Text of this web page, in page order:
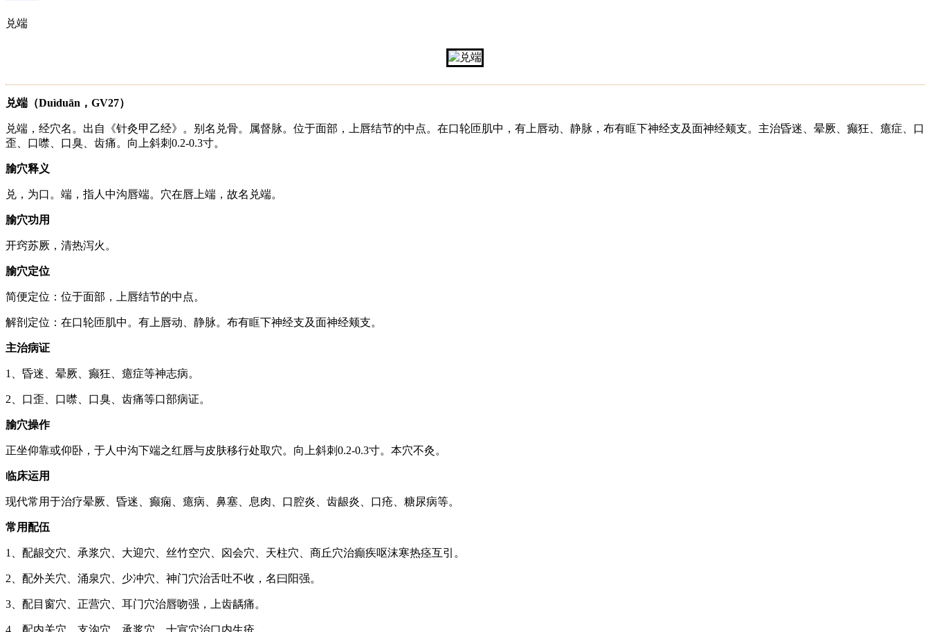
兑端
兑端（Duìduān，GV27）
兑端，经穴名。出自《针灸甲乙经》。别名兑骨。属督脉。位于面部，上唇结节的中点。在口轮匝肌中，有上唇动、静脉，布有眶下神经支及面神经颊支。主治昏迷、晕厥、癫狂、癔症、口
歪、口噤、口臭、齿痛。向上斜刺0.2-0.3寸。
腧穴释义
兑，为口。端，指人中沟唇端。穴在唇上端，故名兑端。
腧穴功用
开窍苏厥，清热泻火。
腧穴定位
简便定位：位于面部，上唇结节的中点。
解剖定位：在口轮匝肌中。有上唇动、静脉。布有眶下神经支及面神经颊支。
主治病证
1、昏迷、晕厥、癫狂、癔症等神志病。
2、口歪、口噤、口臭、齿痛等口部病证。
腧穴操作
正坐仰靠或仰卧，于人中沟下端之红唇与皮肤移行处取穴。向上斜刺0.2-0.3寸。本穴不灸。
临床运用
现代常用于治疗晕厥、昏迷、癫痫、癔病、鼻塞、息肉、口腔炎、齿龈炎、口疮、糖尿病等。
常用配伍
1、配龈交穴、承浆穴、大迎穴、丝竹空穴、囟会穴、天柱穴、商丘穴治癲疾呕沫寒热痉互引。
2、配外关穴、涌泉穴、少冲穴、神门穴治舌吐不收，名曰阳强。
3、配目窗穴、正营穴、耳门穴治唇吻强，上齿龋痛。
4、配内关穴、支沟穴、承浆穴、十宣穴治口内生疮。